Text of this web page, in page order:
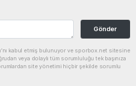
Gönder
kabul etmiş bulunuyor ve sporbox.net sitesine
veya dolaylı tüm sorumluluğu tek başınıza
site yönetimi hiçbir şekilde sorumlu